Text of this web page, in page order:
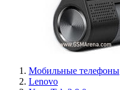
Мобильные телефоны
Lenovo